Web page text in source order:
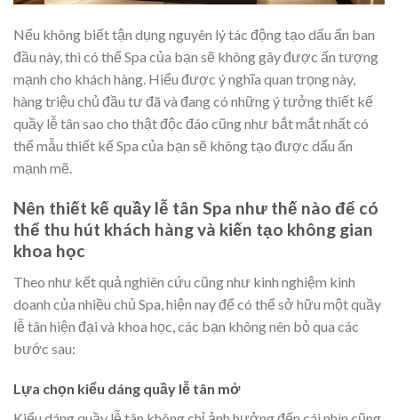
Nếu không biết tận dụng nguyên lý tác động tạo dấu ấn ban
đầu này, thì có thể Spa của bạn sẽ không gây được ấn tượng
mạnh cho khách hàng. Hiểu được ý nghĩa quan trọng này,
hàng triệu chủ đầu tư đã và đang có những ý tưởng thiết kế
quầy lễ tân sao cho thật độc đáo cũng như bắt mắt nhất có
thể mẫu thiết kế Spa của bạn sẽ không tạo được dấu ấn
mạnh mẽ.
Nên thiết kế quầy lễ tân Spa như thế nào để có
thể thu hút khách hàng và kiến tạo không gian
khoa học
Theo như kết quả nghiên cứu cũng như kinh nghiệm kinh
doanh của nhiều chủ Spa, hiện nay để có thể sở hữu một quầy
lễ tân hiện đại và khoa học, các bạn không nên bỏ qua các
bước sau:
Lựa chọn kiểu dáng quầy lễ tân mở